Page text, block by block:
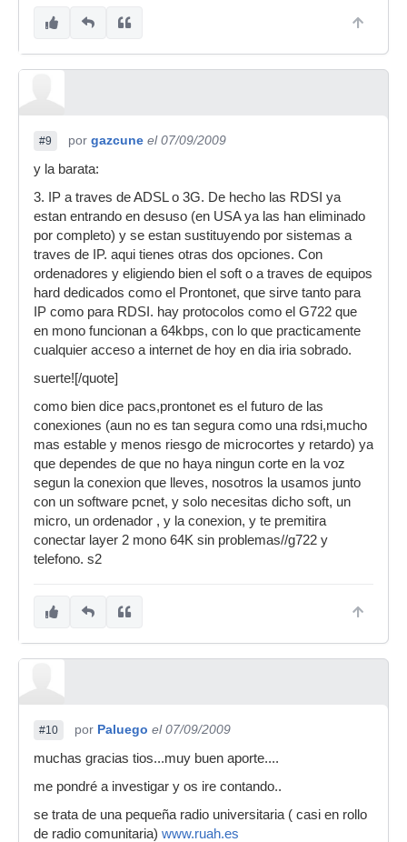
#9 por gazcune el 07/09/2009
y la barata:
3. IP a traves de ADSL o 3G. De hecho las RDSI ya
estan entrando en desuso (en USA ya las han eliminado
por completo) y se estan sustituyendo por sistemas a
traves de IP. aqui tienes otras dos opciones. Con
ordenadores y eligiendo bien el soft o a traves de equipos
hard dedicados como el Prontonet, que sirve tanto para
IP como para RDSI. hay protocolos como el G722 que
en mono funcionan a 64kbps, con lo que practicamente
cualquier acceso a internet de hoy en dia iria sobrado.
suerte![/quote]
como bien dice pacs,prontonet es el futuro de las
conexiones (aun no es tan segura como una rdsi,mucho
mas estable y menos riesgo de microcortes y retardo) ya
que dependes de que no haya ningun corte en la voz
segun la conexion que lleves, nosotros la usamos junto
con un software pcnet, y solo necesitas dicho soft, un
micro, un ordenador , y la conexion, y te premitira
conectar layer 2 mono 64K sin problemas//g722 y
telefono. s2
#10 por Paluego el 07/09/2009
muchas gracias tios...muy buen aporte....
me pondré a investigar y os ire contando..
se trata de una pequeña radio universitaria ( casi en rollo
de radio comunitaria) www.ruah.es